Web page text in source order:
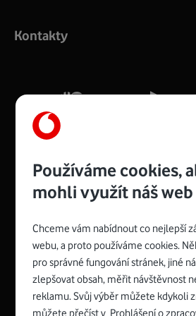
silný signál pro celou domácnost.
Více o COMPAL CH7465VF
Zyxel VMG8623-T50B:
Rozměry modemu jsou 16 x 22 x 7,5
a nabízí 4 gigabitové LAN porty a
Spojte se s
Kontakty
Používáme cookies,
mohli využít náš
Chceme vám nabídnout co nejlepší
webu, a proto používáme cookies.
pro správné fungování stránek, jiné
zlepšovat obsah, měřit návštěvnost
reklamu. Svůj výběr můžete kdykoli
můžete přečíst v Prohlášení o